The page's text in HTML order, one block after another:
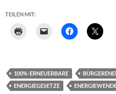
TEILEN MIT:
100%-ERNEUERBARE
ENERGIEGESETZE